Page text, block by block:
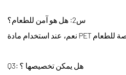
س2: هل هو آمن للطعام؟
Q3: هل يمكن تخصيصها ؟